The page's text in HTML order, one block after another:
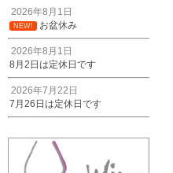
2026年8月1日
NEW! お盆休み
2026年8月1日
8月2日は定休日です
2026年7月22日
7月26日は定休日です